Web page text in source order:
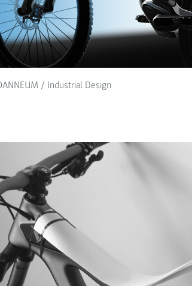
/ Industrial Design